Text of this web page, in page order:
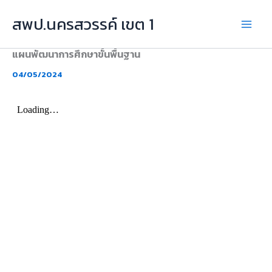
สพป.นครสวรรค์ เขต 1
แผนพัฒนาการศึกษาขั้นพื้นฐาน
04/05/2024